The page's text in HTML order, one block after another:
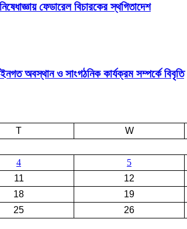
ফেডারেল বিচারকের স্থগিতাদেশ
অবস্থান ও সাংগঠনিক কার্যক্রম সম্পর্কে বিবৃতি
T W
4 5
11 12
18 19
25 26